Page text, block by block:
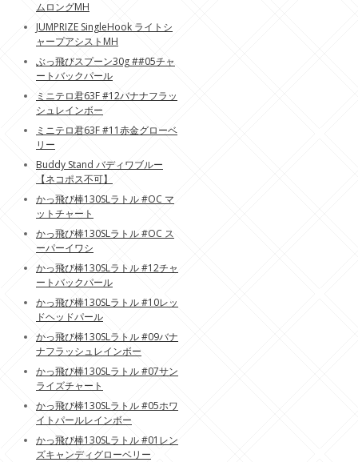
ムロングMH
JUMPRIZE SingleHook ライトシ
ャープアシストMH
ぶっ飛びスプーン30g ##05チャ
ートバックパール
ミニテロ君63F #12バナナフラッ
シュレインボー
ミニテロ君63F #11赤金グローベ
リー
Buddy Stand バディワブルー
【ネコポス不可】
かっ飛び棒130SLラトル #OC マ
ットチャート
かっ飛び棒130SLラトル #OC ス
ーパーイワシ
かっ飛び棒130SLラトル #12チャ
ートバックパール
かっ飛び棒130SLラトル #10レッ
ドヘッドパール
かっ飛び棒130SLラトル #09バナ
ナフラッシュレインボー
かっ飛び棒130SLラトル #07サン
ライズチャート
かっ飛び棒130SLラトル #05ホワ
イトパールレインボー
かっ飛び棒130SLラトル #01レン
ズキャンディグローベリー